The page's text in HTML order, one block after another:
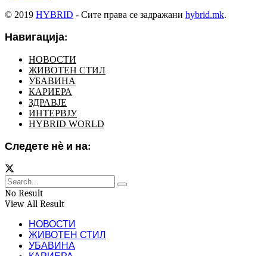
© 2019 HYBRID - Сите права се задражани hybrid.mk.
Навигација:
НОВОСТИ
ЖИВОТЕН СТИЛ
УБАВИНА
КАРИЕРА
ЗДРАВЈЕ
ИНТЕРВЈУ
HYBRID WORLD
Следете нѐ и на:
No Result
View All Result
НОВОСТИ
ЖИВОТЕН СТИЛ
УБАВИНА